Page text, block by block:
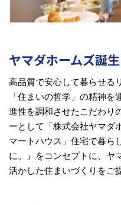
ヤマダホームズ誕生
高品質で安心して暮らせる
「住まいの哲学」の精神
進性を調和させたこだわり
ーとして「株式会社ヤマダ
マートハウス」住宅で暮ら
に。』をコンセプトに、ヤ
活かした住まいづくりをご